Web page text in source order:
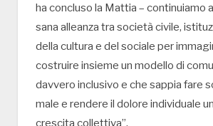
ha concluso la Mattia – continuiamo
sana alleanza tra società civile,
della cultura e del sociale per
costruire insieme un modello di
davvero inclusivo e che sappia fare
male e rendere il dolore individuale
crescita collettiva”.